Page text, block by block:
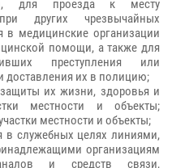
для проезда к месту
других чрезвычайных
в медицинские организации
помощи, а также для
преступления или
доставления их в полицию;
их жизни, здоровья и
местности и объекты;
местности и объекты;
в служебных целях линиями,
организациям
и средств связи,